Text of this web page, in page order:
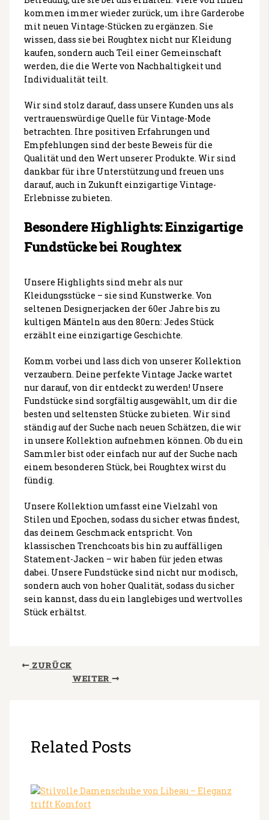
kommen immer wieder zurück, um ihre Garderobe
mit neuen Vintage-Stücken zu ergänzen. Sie
wissen, dass sie bei Roughtex nicht nur Kleidung
kaufen, sondern auch Teil einer Gemeinschaft
werden, die die Werte von Nachhaltigkeit und
Individualität teilt.
Wir sind stolz darauf, dass unsere Kunden uns als
vertrauenswürdige Quelle für Vintage-Mode
betrachten. Ihre positiven Erfahrungen und
Empfehlungen sind der beste Beweis für die
Qualität und den Wert unserer Produkte. Wir sind
dankbar für ihre Unterstützung und freuen uns
darauf, auch in Zukunft einzigartige Vintage-
Erlebnisse zu bieten.
Besondere Highlights: Einzigartige
Fundstücke bei Roughtex
Unsere Highlights sind mehr als nur
Kleidungsstücke – sie sind Kunstwerke. Von
seltenen Designerjacken der 60er Jahre bis zu
kultigen Mänteln aus den 80ern: Jedes Stück
erzählt eine einzigartige Geschichte.
Komm vorbei und lass dich von unserer Kollektion
verzaubern. Deine perfekte Vintage Jacke wartet
nur darauf, von dir entdeckt zu werden! Unsere
Fundstücke sind sorgfältig ausgewählt, um dir die
besten und seltensten Stücke zu bieten. Wir sind
ständig auf der Suche nach neuen Schätzen, die wir
in unsere Kollektion aufnehmen können. Ob du ein
Sammler bist oder einfach nur auf der Suche nach
einem besonderen Stück, bei Roughtex wirst du
fündig.
Unsere Kollektion umfasst eine Vielzahl von
Stilen und Epochen, sodass du sicher etwas findest,
das deinem Geschmack entspricht. Von
klassischen Trenchcoats bis hin zu auffälligen
Statement-Jacken – wir haben für jeden etwas
dabei. Unsere Fundstücke sind nicht nur modisch,
sondern auch von hoher Qualität, sodass du sicher
sein kannst, dass du ein langlebiges und wertvolles
Stück erhältst.
ZURÜCK
WEITER
Related Posts